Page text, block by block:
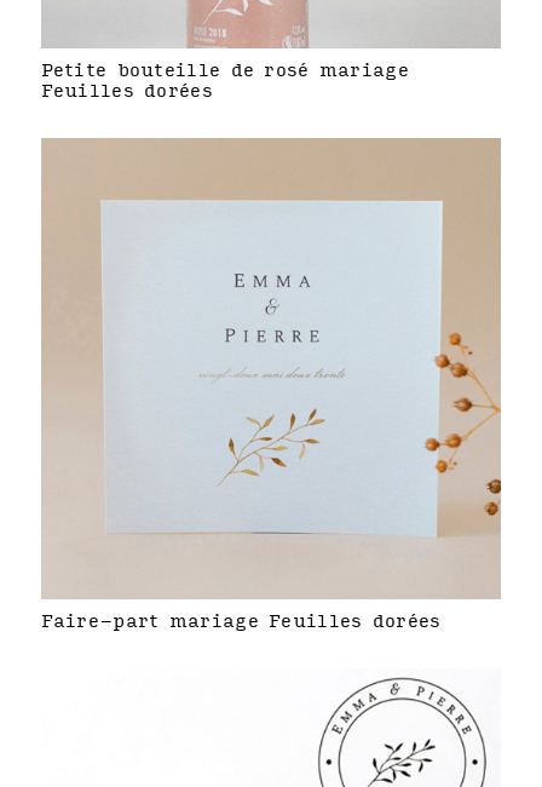
Petite bouteille de rosé mariage
Feuilles dorées
Faire-part mariage Feuilles dorées